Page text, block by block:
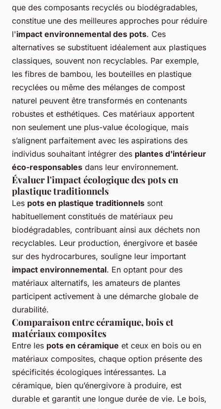
que des composants recyclés ou biodégradables,
constitue une des meilleures approches pour réduire
l'impact environnemental des pots. Ces
alternatives se substituent idéalement aux plastiques
classiques, souvent non recyclables. Par exemple,
les fibres de bambou, les bouteilles en plastique
recyclées ou même des mélanges de compost
naturel peuvent être transformés en contenants
robustes et esthétiques. Ces matériaux apportent
non seulement une plus-value écologique, mais
s’alignent parfaitement avec les aspirations des
individus souhaitant intégrer des plantes d'intérieur
éco-responsables dans leur environnement.
Évaluer l'impact écologique des pots en
plastique traditionnels
Les pots en plastique traditionnels sont
habituellement constitués de matériaux peu
biodégradables, contribuant ainsi aux déchets non
recyclables. Leur production, énergivore et basée
sur des hydrocarbures, souligne leur important
impact environnemental. En optant pour des
matériaux alternatifs, les amateurs de plantes
participent activement à une démarche globale de
durabilité.
Comparaison entre céramique, bois et
matériaux composites
Entre les pots en céramique et ceux en bois ou en
matériaux composites, chaque option présente des
spécificités écologiques intéressantes. La
céramique, bien qu’énergivore à produire, est
durable et garantit une longue durée de vie. Le bois,